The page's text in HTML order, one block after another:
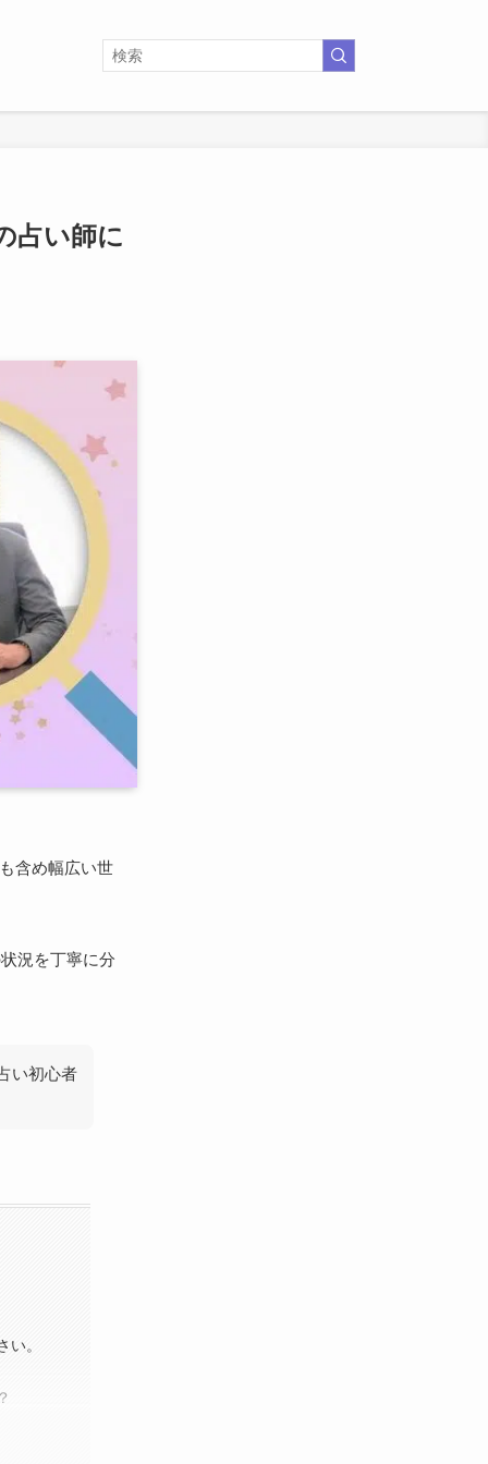
占い師に
含め幅広い世
況を丁寧に分
い初心者
い。